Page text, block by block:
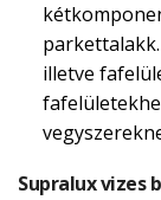
illetve
Supralux vizes